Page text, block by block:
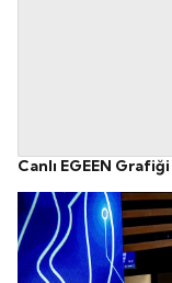
Canlı EGEEN Grafiği